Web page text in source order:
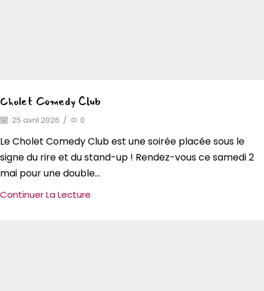
Cholet Comedy Club
25 avril 2026 / 0
Le Cholet Comedy Club est une soirée placée sous le
signe du rire et du stand-up ! Rendez-vous ce samedi 2
mai pour une double...
Continuer La Lecture